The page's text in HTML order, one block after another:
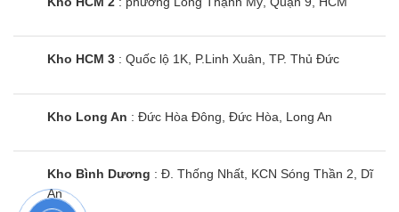
Kho HCM 3 : Quốc lộ 1K, P.Linh Xuân, TP. Thủ Đức
Kho Long An : Đức Hòa Đông, Đức Hòa, Long An
Kho Bình Dương : Đ. Thống Nhất, KCN Sóng Thần 2, Dĩ
An